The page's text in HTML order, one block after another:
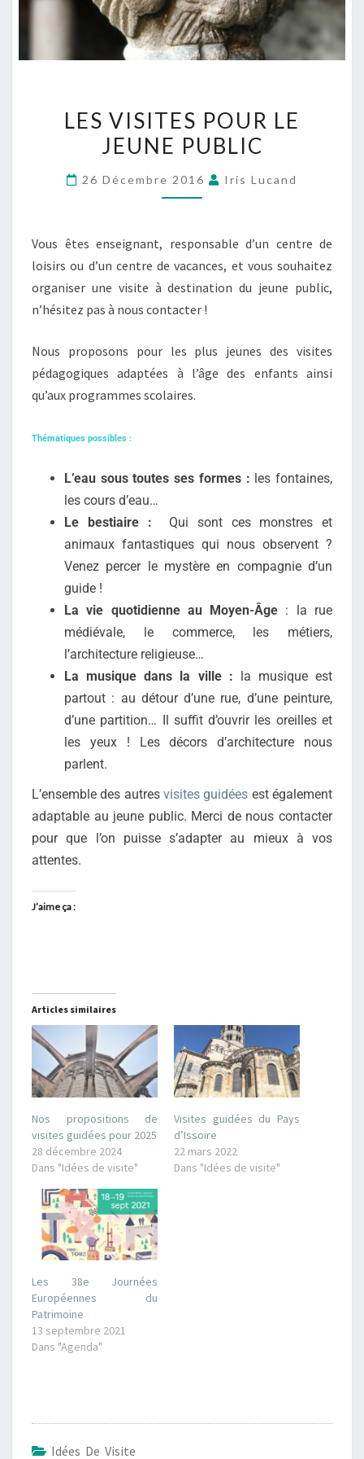
LES VISITES POUR LE
JEUNE PUBLIC
26 Décembre 2016 Iris Lucand
Vous êtes enseignant, responsable d’un centre de
loisirs ou d’un centre de vacances, et vous souhaitez
organiser une visite à destination du jeune public,
n’hésitez pas à nous contacter !
Nous proposons pour les plus jeunes des visites
pédagogiques adaptées à l’âge des enfants ainsi
qu’aux programmes scolaires.
Thématiques possibles :
L’eau sous toutes ses formes : les fontaines,
les cours d’eau…
Le bestiaire : Qui sont ces monstres et
animaux fantastiques qui nous observent ?
Venez percer le mystère en compagnie d’un
guide !
La vie quotidienne au Moyen-Âge : la rue
médiévale, le commerce, les métiers,
l’architecture religieuse…
La musique dans la ville : la musique est
partout : au détour d’une rue, d’une peinture,
d’une partition… Il suffit d’ouvrir les oreilles et
les yeux ! Les décors d’architecture nous
parlent.
L’ensemble des autres visites guidées est également
adaptable au jeune public. Merci de nous contacter
pour que l’on puisse s’adapter au mieux à vos
attentes.
J’aime ça :
Articles similaires
Nos propositions de
visites guidées pour 2025
28 décembre 2024
Dans "Idées de visite"
Visites guidées du Pays
d’Issoire
22 mars 2022
Dans "Idées de visite"
Les 38e Journées
Européennes du
Patrimoine
13 septembre 2021
Dans "Agenda"
Idées De Visite